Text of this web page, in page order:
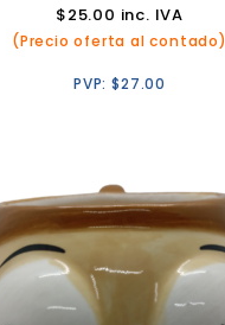
$25.00 inc. IVA
(Precio oferta al contado)
PVP:$27.00